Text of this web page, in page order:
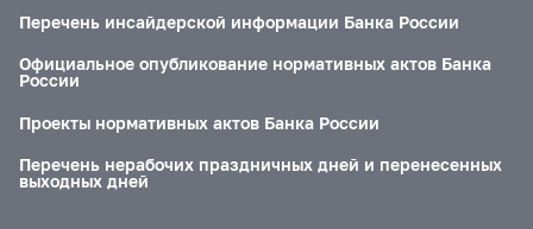
Перечень инсайдерской информации Банка России
Официальное опубликование нормативных актов Банка
России
Проекты нормативных актов Банка России
Перечень нерабочих праздничных дней и перенесенных
выходных дней